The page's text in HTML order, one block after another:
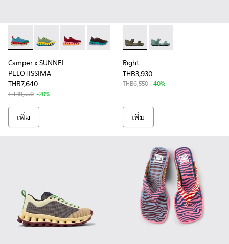
Camper x SUNNEI - PELOTISSIMA - K201776-010 - รองเท้
Camper x SUNNEI - PELOTISSIMA - K201776-012
Camper x SUNNEI - PELOTISSIMA - K201776-
Camper x SUNNEI - PELOTISSIMA -
Camper x SUNNEI -
Camper x SUNNEI -
PELOTISSIMA
THB7,640
THB9,550 -20%
เพิ่ม
Right - K201707-003 -
Right - K201707-002
Right
THB3,930
THB6,550 -40%
เพิ่ม